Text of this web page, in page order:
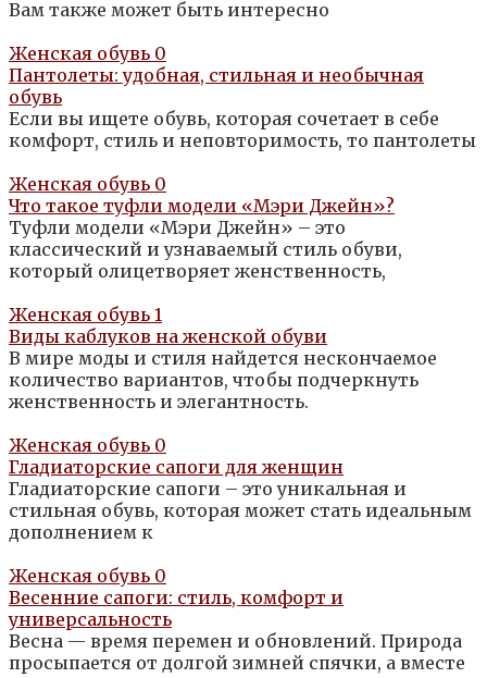
Вам также может быть интересно
Женская обувь 0
Пантолеты: удобная, стильная и необычная
обувь
Если вы ищете обувь, которая сочетает в себе
комфорт, стиль и неповторимость, то пантолеты
Женская обувь 0
Что такое туфли модели «Мэри Джейн»?
Туфли модели «Мэри Джейн» – это
классический и узнаваемый стиль обуви,
который олицетворяет женственность,
Женская обувь 1
Виды каблуков на женской обуви
В мире моды и стиля найдется нескончаемое
количество вариантов, чтобы подчеркнуть
женственность и элегантность.
Женская обувь 0
Гладиаторские сапоги для женщин
Гладиаторские сапоги – это уникальная и
стильная обувь, которая может стать идеальным
дополнением к
Женская обувь 0
Весенние сапоги: стиль, комфорт и
универсальность
Весна — время перемен и обновлений. Природа
просыпается от долгой зимней спячки, а вместе